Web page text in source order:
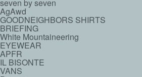
seven by seven
AgAwd
GOODNEIGHBORS SHIRTS
BRIEFING
White Mountaineering
EYEWEAR
APFR
IL BISONTE
VANS